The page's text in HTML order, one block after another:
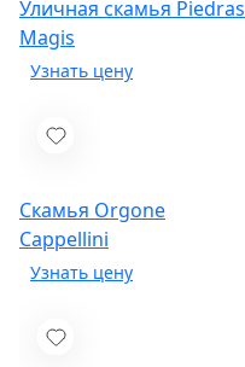
Уличная скамья Piedras
Magis
Скамья Orgone
Cappellini